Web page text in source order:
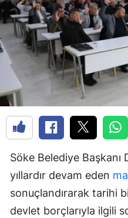
Söke Belediye Başkanı
yıllardır devam eden
sonuçlandırarak tarihi
devlet borçlarıyla ilgili